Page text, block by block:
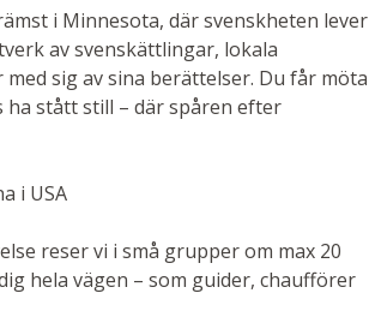
i Minnesota, där svenskheten lever
av svenskättlingar, lokala
sig av sina berättelser. Du får möta
ha stått still – där spåren efter
i USA
reser vi i små grupper om max 20
hela vägen – som guider, chaufförer